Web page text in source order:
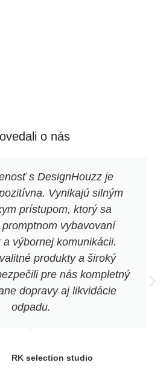
o nás
s DesignHouzz je
Vynikajú silným
prístupom, ktorý sa
vybavovaní
výbornej komunikácii.
produkty a široký
pre nás kompletný
dopravy aj likvidácie
odpadu.
RK selection studio